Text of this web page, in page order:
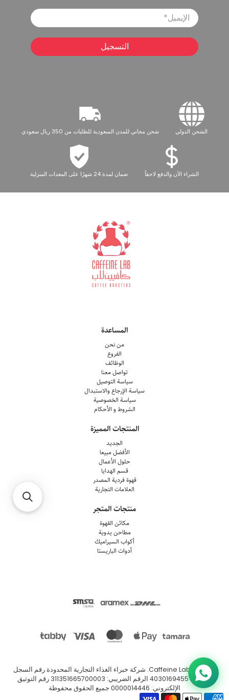
الإيميل
التسجيل
الشحن الدولي شحن مجاني للمدن السعودية للطلبات من 350 ريال سعودي
الشراء الآن والدفع لاحقاً ضمان لمدة 24 شهرًا على المعدات المنزلية
المساعدة
من نحن
الفروع
الوظائف
تواصل معنا
سياسة التوصيل
سياسة الإرجاع والاستبدال
سياسة الخصوصية
الشروط و الأحكام
المنتجات المميزة
الجديد
الأفضل مبيعا
حلول الأعمال
قسم الهدايا
قهوة فردية المصدر
العلامات التجارية
منتجات المتجر
مكائن القهوة
مطاحن يدوية
أكواب السيراميك
أدوات الباريستا
© 2026
Caffeine Lab
. شركة خبراء الغذاء التجارية المحدودة رقم السجل
التجاري: 4030169455 الرقم الضريبي: 311351665700003 رقم التوثيق
الإلكتروني: 0000014446 جميع الحقوق محفوظة